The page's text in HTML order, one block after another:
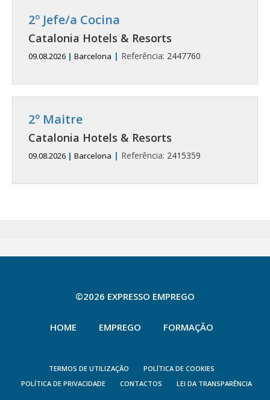
2º Jefe/a Cocina
Catalonia Hotels & Resorts
09.08.2026 | Barcelona | Referência: 2447760
2º Maitre
Catalonia Hotels & Resorts
09.08.2026 | Barcelona | Referência: 2415359
©2026 EXPRESSO EMPREGO
HOME EMPREGO FORMAÇÃO
TERMOS DE UTILIZAÇÃO
POLÍTICA DE COOKIES
POLÍTICA DE PRIVACIDADE
CONTACTOS LEI DA TRANSPARÊNCIA